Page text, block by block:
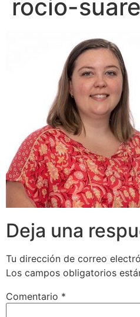
rocio-
Deja una
Tu dirección de correo
Los campos obligatorios
Comentario *